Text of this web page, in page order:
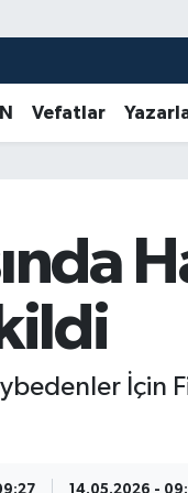
Vefatlar
İçin
14.05.2026 -